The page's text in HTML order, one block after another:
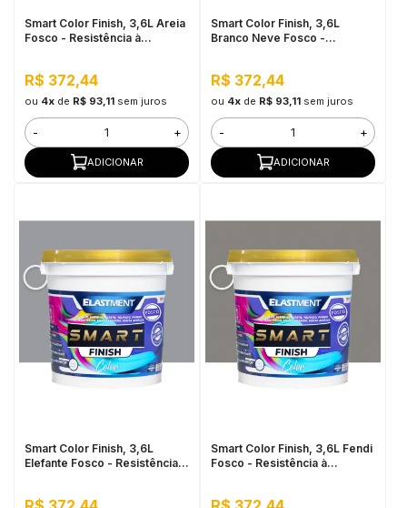
Smart Color Finish, 3,6L Areia
Fosco - Resistência à
R$ 372,44
ou 4xde R$ 93,11 sem juros
- +
ADICIONAR
Smart Color Finish, 3,6L
Branco Neve Fosco -
VOC
R$ 372,44
ou 4xde R$ 93,11 sem juros
- +
ADICIONAR
Smart Color Finish, 3,6L
Elefante Fosco - Resistência à
Smart Color Finish, 3,6L Fendi
Fosco - Resistência à